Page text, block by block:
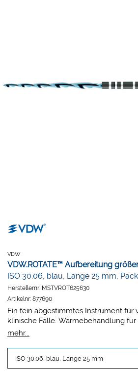
VDW
VDW.ROTATE™ Aufbereitung
ISO 30.06, blau, Länge 25 mm,
Herstellernr: MSTVROT625630
Artikelnr: 877690
Ein fein abgestimmtes Instrument für
klinische Fälle. Wärmebehandlung
Einbußen bei der Schneidleistung:
das Risiko eines Feilenbruchs.
für eine höhere Schneidleistung:
Ablagerungen wirksam entfernt
mehr...